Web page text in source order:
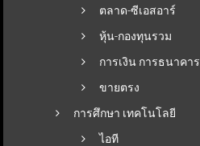
ตลาด-ซีเอสอาร์
หุ้น-กองทุนรวม
การเงิน การธนาคาร
ขายตรง
การศึกษา เทคโนโลยี
ไอที